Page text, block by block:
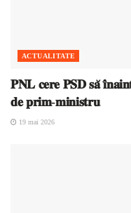
ACTUALITATE
𝐏𝐍𝐋 𝐜𝐞𝐫𝐞 𝐏𝐒𝐃 𝐬𝐚̆
𝐝𝐞 𝐩𝐫𝐢𝐦-𝐦𝐢𝐧𝐢𝐬𝐭𝐫𝐮
19 mai 2026